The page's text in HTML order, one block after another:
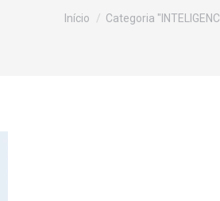
Você está aqui:
Início Categoria